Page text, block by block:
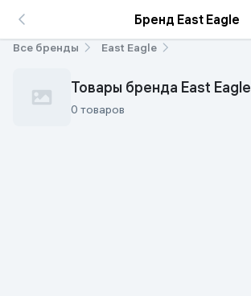
Бренд East Eagle
Все бренды East Eagle
Товары бренда East Eagle
0 товаров